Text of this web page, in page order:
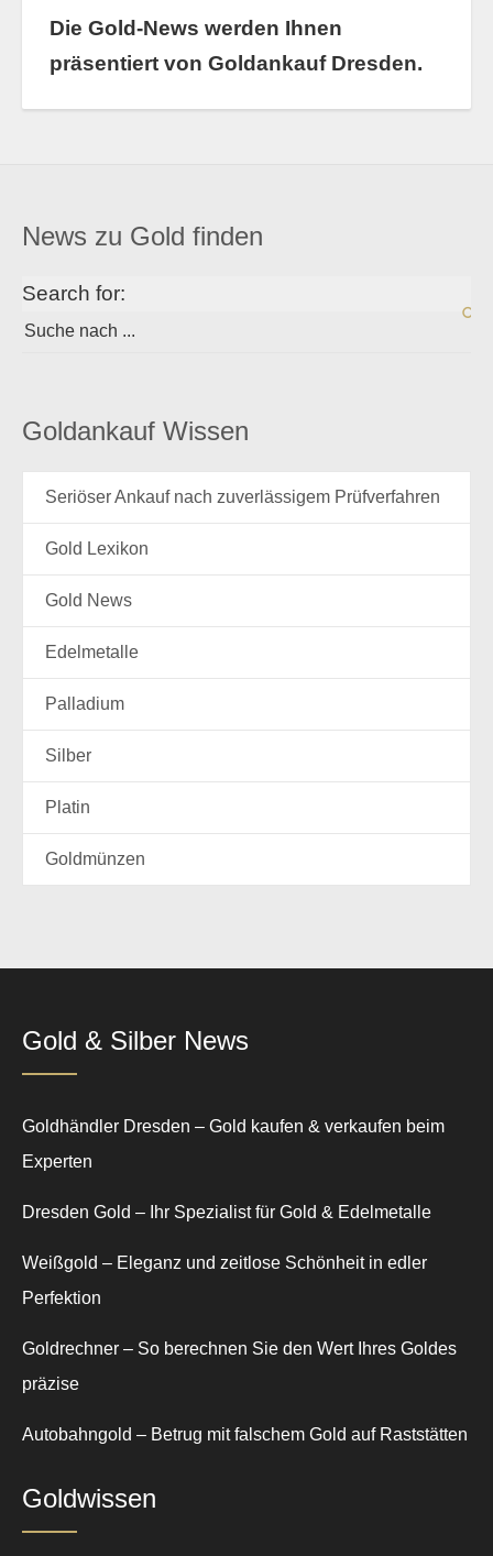
Die Gold-News werden Ihnen
präsentiert von Goldankauf Dresden.
News zu Gold finden
Search for:
Goldankauf Wissen
Seriöser Ankauf nach zuverlässigem Prüfverfahren
Gold Lexikon
Gold News
Edelmetalle
Palladium
Silber
Platin
Goldmünzen
Gold & Silber News
Goldhändler Dresden – Gold kaufen & verkaufen beim
Experten
Dresden Gold – Ihr Spezialist für Gold & Edelmetalle
Weißgold – Eleganz und zeitlose Schönheit in edler
Perfektion
Goldrechner – So berechnen Sie den Wert Ihres Goldes
präzise
Autobahngold – Betrug mit falschem Gold auf Raststätten
Goldwissen